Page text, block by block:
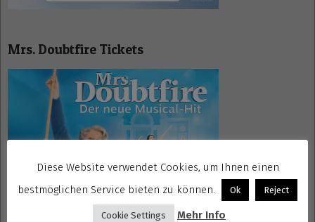
Mrs. Doubtfire Tickets
Diese Website verwendet Cookies, um Ihnen einen
bestmöglichen Service bieten zu können.
Ok Reject
Cookie Settings Mehr Info